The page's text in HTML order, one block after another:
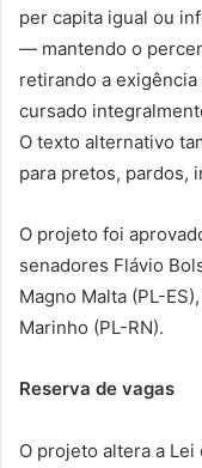
per capita igual ou
— mantendo o
retirando a
cursado
O texto alternativo
para pretos, pardos,
O projeto foi
senadores Flávio
Magno Malta (PL-
Marinho (PL-RN).
Reserva de vagas
O projeto altera a Lei